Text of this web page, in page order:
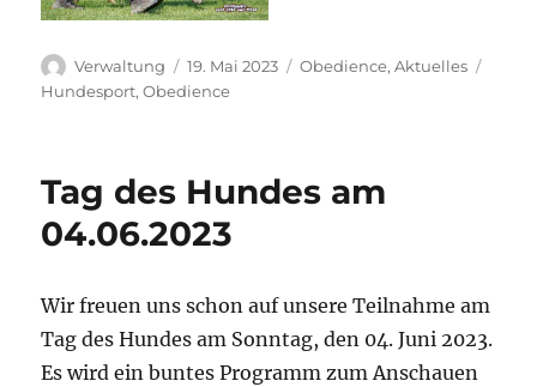
Autor
Verwaltung
Veröffentlicht
am
19. Mai 2023 Kategorien
Obedience,Aktuelles
Hundesport,Obedience
Tag des Hundes am
04.06.2023
Wir freuen uns schon auf unsere Teilnahme am
Tag des Hundes am Sonntag, den 04. Juni 2023.
Es wird ein buntes Programm zum Anschauen